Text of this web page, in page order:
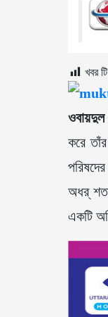
খবর
ওবায়দুল
করে
অধর্
একটি